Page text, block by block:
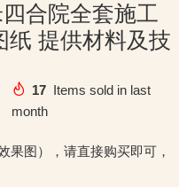
合院全套施工
纸 提供材料及技
17 Items sold in last
month
果图），请直接购买即可，